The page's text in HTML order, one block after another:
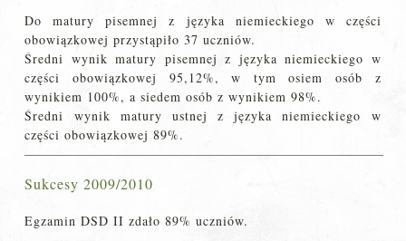
Do matury pisemnej z języka niemieckiego w części
obowiązkowej przystąpiło 37 uczniów.
Średni wynik matury pisemnej z języka niemieckiego w
części obowiązkowej 95,12%, w tym osiem osób z
wynikiem 100%, a siedem osób z wynikiem 98%.
Średni wynik matury ustnej z języka niemieckiego w
części obowiązkowej 89%.
Sukcesy 2009/2010
Egzamin DSD II zdało 89% uczniów.